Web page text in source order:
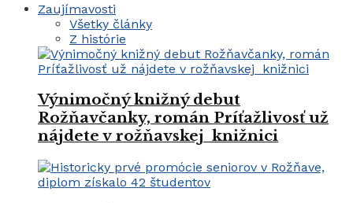
Zaujímavosti
Všetky články
Z histórie
Výnimočný knižný debut
Rožňavčanky, román Príťažlivosť už
nájdete v rožňavskej knižnici